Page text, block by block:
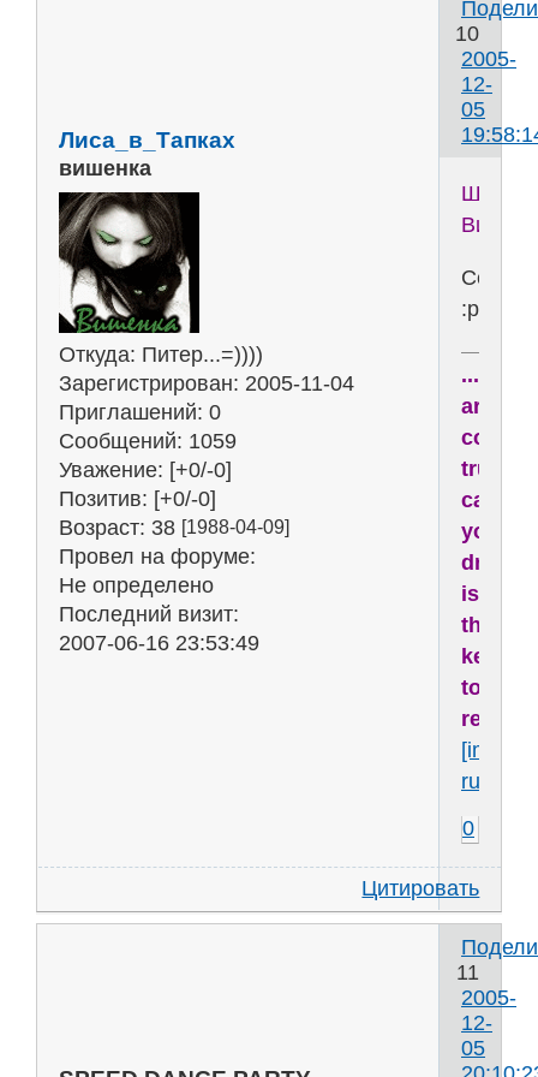
10
2005-
12-
05
Лиса_в_Тапках
вишенка
Откуда: Питер...=))))
Зарегистрирован: 2005-11-04
Приглашений: 0
Сообщений: 1059
Уважение: [+0/-0]
Позитив: [+0/-0]
Возраст: 38 [1988-04-09]
Провел на форуме:
Не определено
Последний визит:
2007-06-16 23:53:49
:ph34r:
are
coming
true,
cause
your
dream
is
the
key
to
0
Цитировать
11
2005-
12-
05